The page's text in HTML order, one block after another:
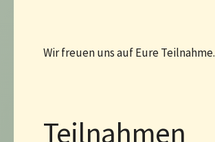
Wir freuen uns auf Eure Teilnahme.
Teilnahmen